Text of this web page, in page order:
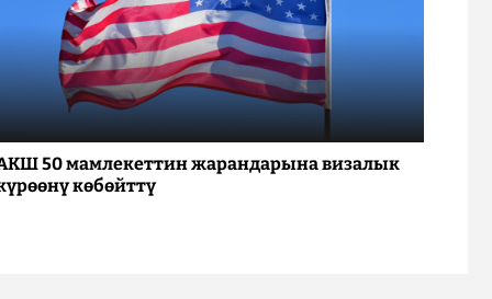
50 мамлекеттин жарандарына визалык
көбөйттү